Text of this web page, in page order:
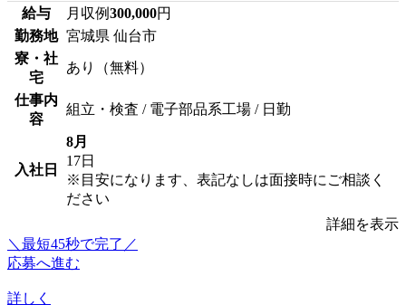
給与 月収例300,000円
勤務地 宮城県 仙台市
寮・社
宅
あり（無料）
仕事内
容
組立・検査 / 電子部品系工場 / 日勤
入社日
8月
17日
※目安になります、表記なしは面接時にご相談く
ださい
詳細を表示
＼最短45秒で完了／
応募へ進む
詳しく